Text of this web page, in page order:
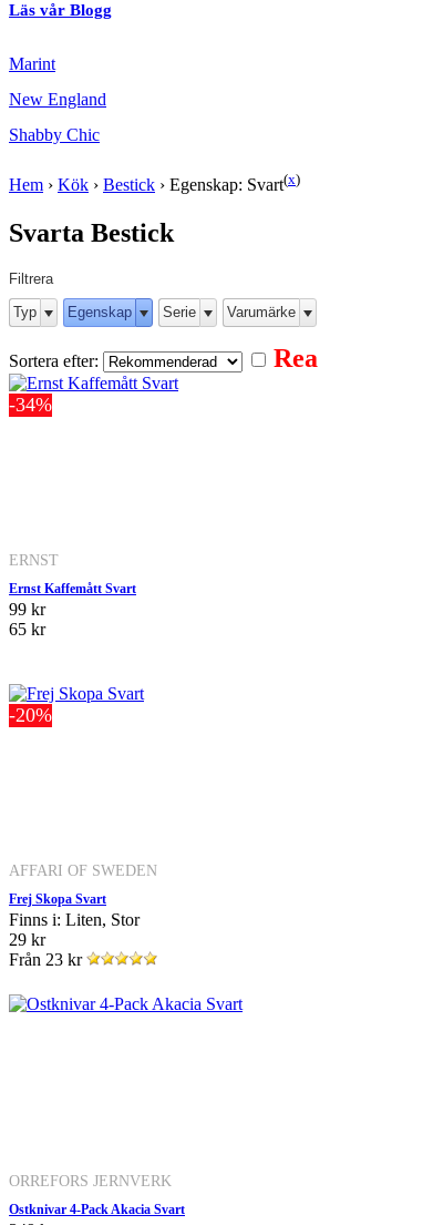
Läs vår Blogg
Marint
New England
Shabby Chic
Hem › Kök › Bestick › Egenskap: Svart(x)
Svarta Bestick
Filtrera
Typ
Egenskap Serie Varumärke
Sortera efter: Rea
-34%
ERNST
Ernst Kaffemått Svart
99 kr
65 kr
-20%
AFFARI OF SWEDEN
Frej Skopa Svart
Finns i: Liten, Stor
29 kr
Från 23 kr
ORREFORS JERNVERK
Ostknivar 4-Pack Akacia Svart